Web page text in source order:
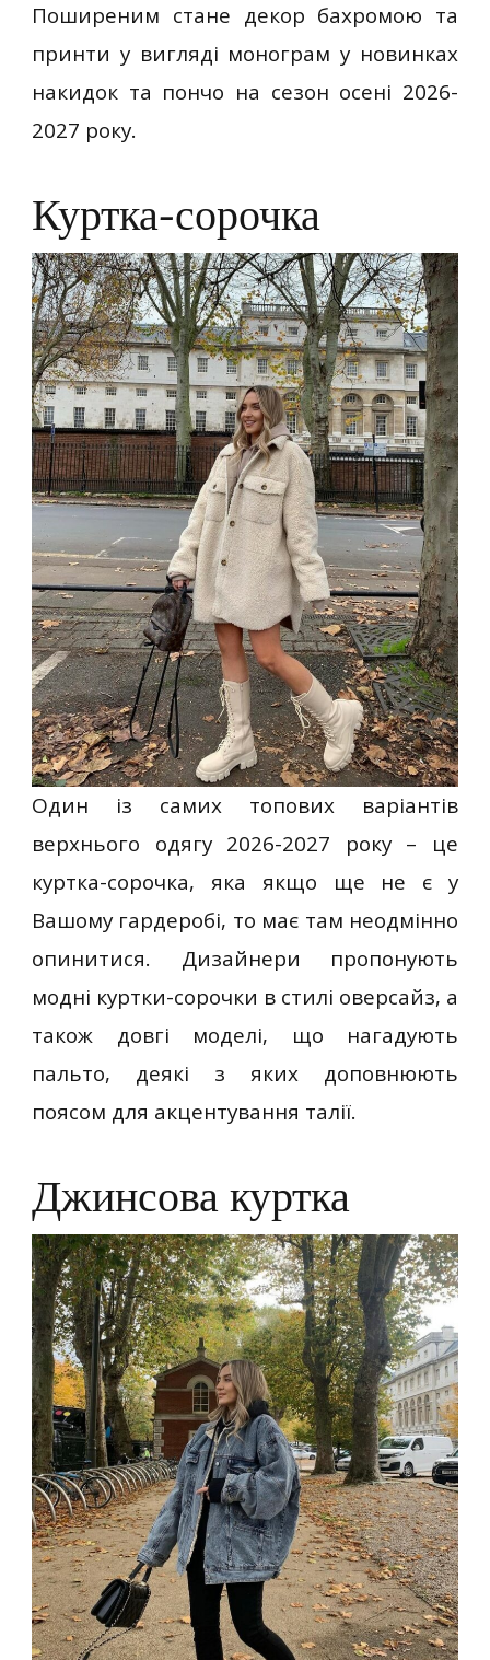
Поширеним стане декор бахромою та
принти у вигляді монограм у новинках
накидок та пончо на сезон осені 2026-
2027 року.
Куртка-сорочка
Один із самих топових варіантів
верхнього одягу 2026-2027 року – це
куртка-сорочка, яка якщо ще не є у
Вашому гардеробі, то має там неодмінно
опинитися. Дизайнери пропонують
модні куртки-сорочки в стилі оверсайз, а
також довгі моделі, що нагадують
пальто, деякі з яких доповнюють
поясом для акцентування талії.
Джинсова куртка